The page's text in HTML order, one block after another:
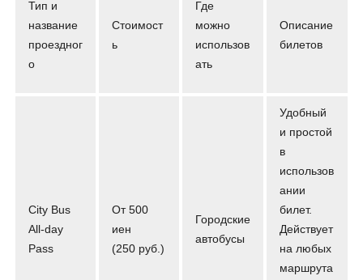
Тип и
название
проездног
о
Стоимост
ь
Где
можно
использов
ать
Описание
билетов
City Bus
All-day
Pass
От 500
иен
(250 руб.)
Городские
автобусы
Удобный
и простой
в
использов
ании
билет.
Действует
на любых
маршрута